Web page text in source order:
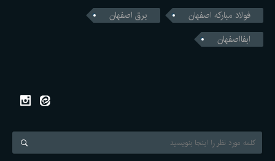
فولاد مبارکه اصفهان
برق اصفهان
ابفااصفهان